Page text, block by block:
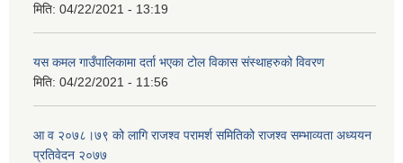
मिति: 04/22/2021 - 13:19
यस कमल गाउँपालिकामा दर्ता भएका टोल विकास संस्थाहरुको विवरण
मिति: 04/22/2021 - 11:56
आ व २०७८।७९ को लागि राजश्व परामर्श समितिको राजश्व सम्भाव्यता अध्ययन
प्रतिवेदन २०७७